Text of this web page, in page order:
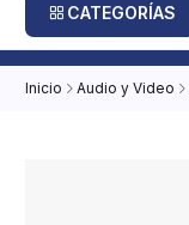
CATEGORÍAS
Inicio Audio y Video